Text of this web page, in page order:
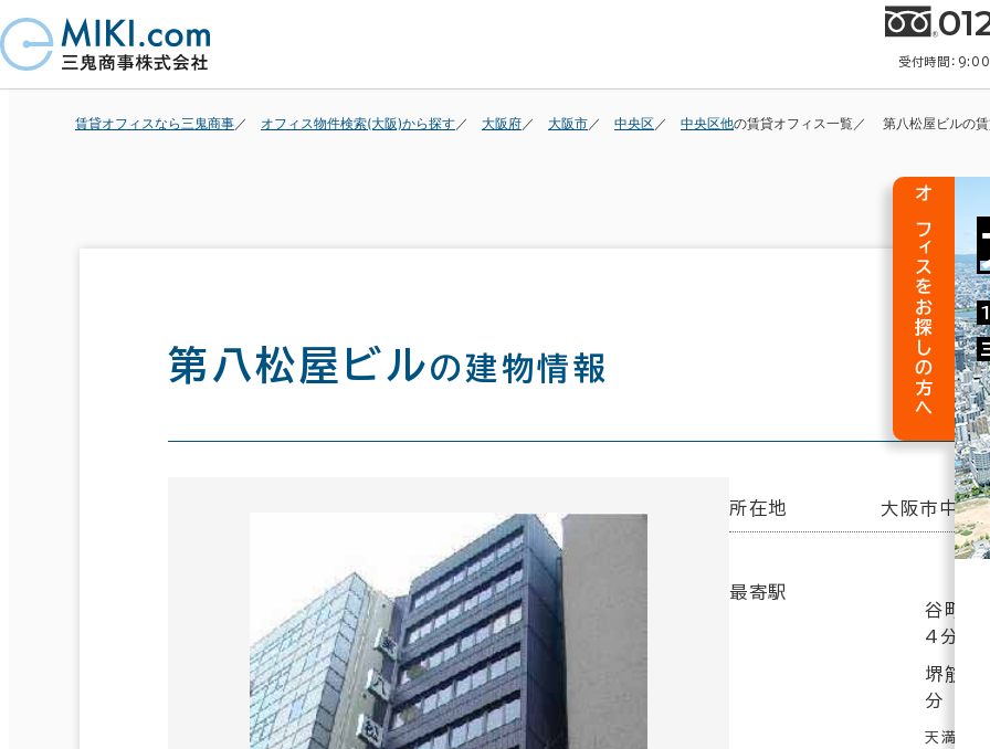
受付時間：
賃貸オフィスなら三鬼商事 オフィス物件検索(大阪)から探す 大阪府 大阪市 中央区 中央区他の賃貸オフィス一覧 第八松屋ビルの
第八松屋ビルの建物情報
所在地 大阪市中
最寄駅
谷町四
4分
堺筋
分
天満橋
オフィスをお探しの方へ